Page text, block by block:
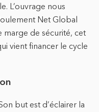
L’ouvrage nous
Net Global
marge de sécurité, cet
vient financer le cycle
but est d’éclairer la